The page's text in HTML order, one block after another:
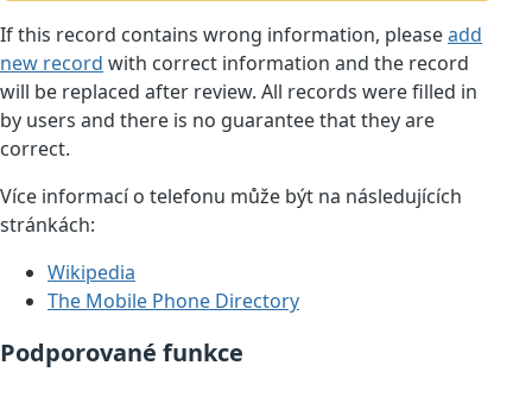
If this record contains wrong information, pleaseadd
new record with correct information and the record
will be replaced after review. All records were filled in
by users and there is no guarantee that they are
correct.
Více informací o telefonu může být na následujících
stránkách:
Wikipedia
The Mobile Phone Directory
Podporované funkce